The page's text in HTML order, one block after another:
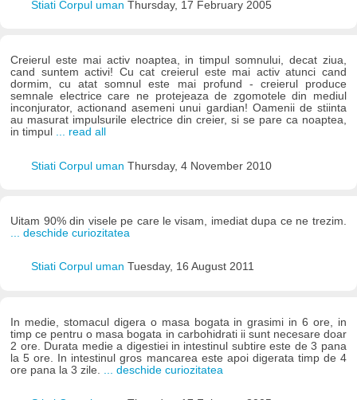
Stiati Corpul uman Thursday, 17 February 2005
Creierul este mai activ noaptea, in timpul somnului, decat ziua,
cand suntem activi! Cu cat creierul este mai activ atunci cand
dormim, cu atat somnul este mai profund - creierul produce
semnale electrice care ne protejeaza de zgomotele din mediul
inconjurator, actionand asemeni unui gardian! Oamenii de stiinta
au masurat impulsurile electrice din creier, si se pare ca noaptea,
in timpul ... read all
Stiati Corpul uman Thursday, 4 November 2010
Uitam 90% din visele pe care le visam, imediat dupa ce ne trezim.
... deschide curiozitatea
Stiati Corpul uman Tuesday, 16 August 2011
In medie, stomacul digera o masa bogata in grasimi in 6 ore, in
timp ce pentru o masa bogata in carbohidrati ii sunt necesare doar
2 ore. Durata medie a digestiei in intestinul subtire este de 3 pana
la 5 ore. In intestinul gros mancarea este apoi digerata timp de 4
ore pana la 3 zile.
... deschide curiozitatea